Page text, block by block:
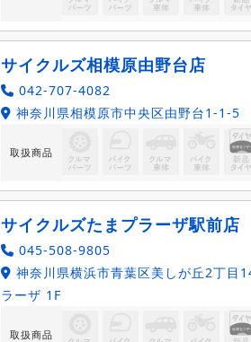
サイクルズ相模原由野台店
042-707-4082
神奈川県相模原市中央区由野台1-1-5
取扱商品
サイクルズたまプラーザ駅前店
045-508-9805
神奈川県横浜市青葉区美しが丘2丁目
ラーザ 1F
取扱商品